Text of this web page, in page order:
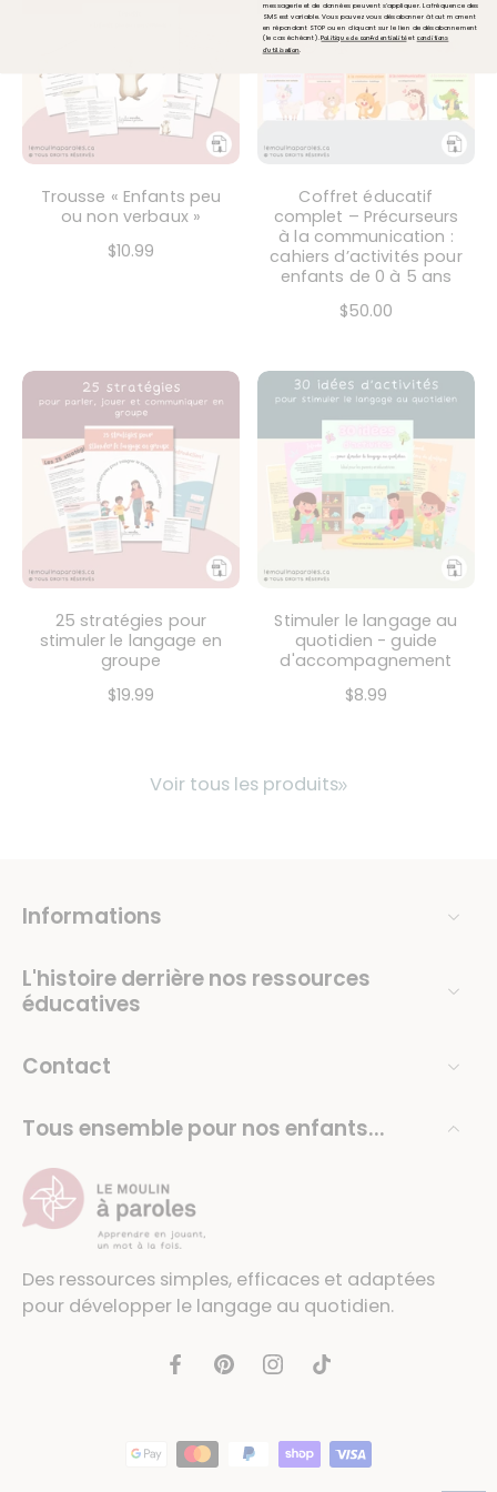
Trousse « Enfants peu
ou non verbaux »
$10.99
Coffret éducatif
complet – Précurseurs
à la communication :
cahiers d’activités pour
enfants de 0 à 5 ans
$50.00
25 stratégies pour
stimuler le langage en
groupe
$19.99
Stimuler le langage au
quotidien - guide
d'accompagnement
$8.99
Voir tous les produits
Informations
L'histoire derrière nos ressources
éducatives
Contact
Tous ensemble pour nos enfants...
Des ressources simples, efficaces et adaptées
pour développer le langage au quotidien.
messagerie et de données peuvent s'appliquer. La fréquence des
SMS est variable. Vous pouvez vous désabonner à tout moment
en répondant STOP ou en cliquant sur le lien de désabonnement
(le cas échéant).Politique de confidentialitéet conditions
d'utilisation.